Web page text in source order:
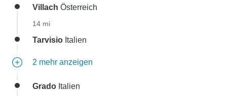
Villach Österreich
14 mi
Tarvisio Italien
2 mehr anzeigen
Grado Italien